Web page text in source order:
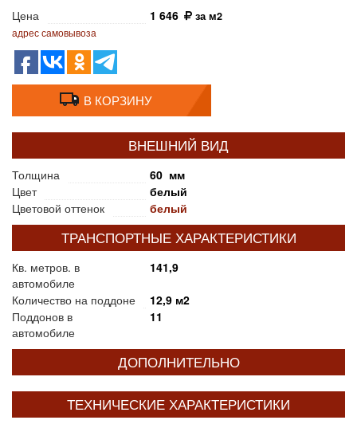
Цена
1 646 за м2
адрес самовывоза
В КОРЗИНУ
ВНЕШНИЙ ВИД
Толщина
60 мм
Цвет
белый
Цветовой оттенок
белый
ТРАНСПОРТНЫЕ ХАРАКТЕРИСТИКИ
Кв. метров. в
автомобиле
141,9
Количество на поддоне
12,9 м2
Поддонов в
автомобиле
11
ДОПОЛНИТЕЛЬНО
ТЕХНИЧЕСКИЕ ХАРАКТЕРИСТИКИ